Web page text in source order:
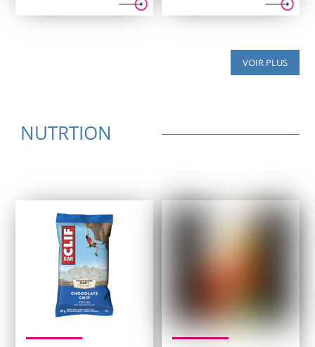
initial
actuel
initial
369,95 $.
actuel
279,95 $.
VOIR PLUS
NUTRTION